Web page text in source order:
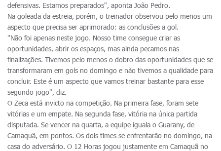
defensivas. Estamos preparados", aponta João Pedro.
Na goleada da estreia, porém, o treinador observou pelo menos um
aspecto que precisa ser aprimorado: as conclusões a gol.
"Não foi apenas neste jogo. Nosso time consegue criar as
oportunidades, abrir os espaços, mas ainda pecamos nas
finalizações. Tivemos pelo menos o dobro das oportunidades que se
transformaram em gols no domingo e não tivemos a qualidade para
concluir. Este é um aspecto que vamos treinar bastante para esse
segundo jogo", diz.
O Zeca está invicto na competição. Na primeira fase, foram sete
vitórias e um empate. Na segunda fase, vitória na única partida
disputada. Se vencer na quarta, a equipe iguala o Guarany, de
Camaquã, em pontos. Os dois times se enfrentarão no domingo, na
casa do adversário. O 12 Horas jogou justamente em Camaquã no